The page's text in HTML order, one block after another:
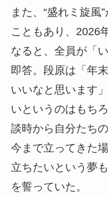
また、“盛れミ旋風
こともあり、2026
なると、全員が「
即答。段原は「年
いいなと思います
いというのはもち
談時から自分たち
今まで立ってきた
立ちたいという夢
を誓っていた。